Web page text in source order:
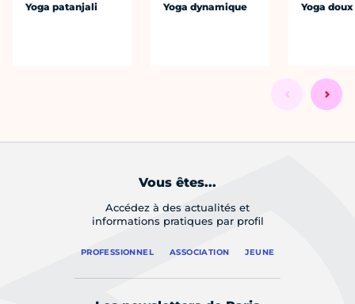
Yoga patanjali Yoga dynamique Yoga doux
Vous êtes...
Accédez à des actualités et
informations pratiques par profil
PROFESSIONNEL ASSOCIATION JEUNE